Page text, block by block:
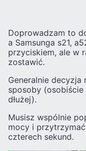
Doprowadzam to
a Samsunga s21,
przyciskiem, ale w
zostawić.
Generalnie
sposoby
dłużej).
Musisz wspólnie
mocy i
czterech sekund.